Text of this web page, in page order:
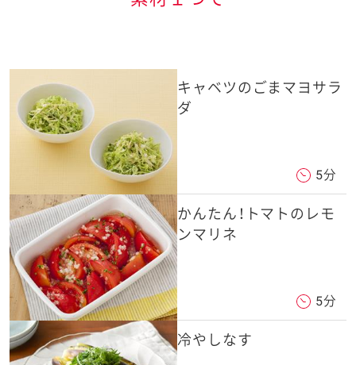
キャベツのごまマヨサラ
ダ
5分
かんたん！トマトのレモ
ンマリネ
5分
冷やしなす